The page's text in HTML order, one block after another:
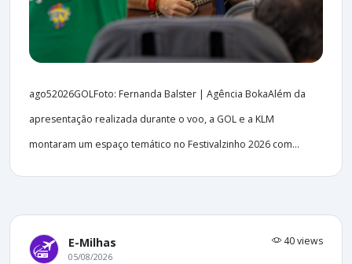
ago52026GOLFoto: Fernanda Balster | Agência BokaAlém da
apresentação realizada durante o voo, a GOL e a KLM
montaram um espaço temático no Festivalzinho 2026 com...
E-Milhas 40 views
05/08/2026